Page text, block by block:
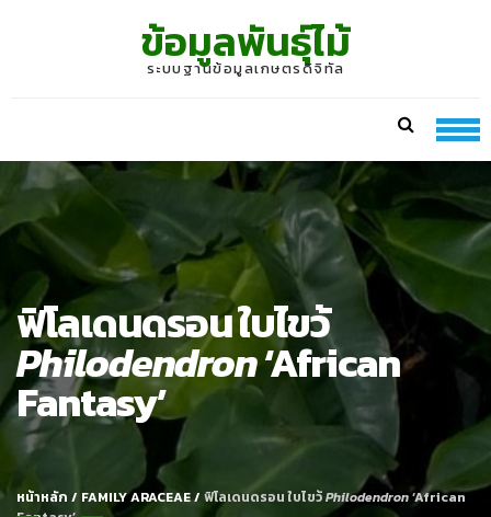
ข้อมูลพันธุ์ไม้
ระบบฐานข้อมูลเกษตรดิจิทัล
ฟิโลเดนดรอน ใบไขว้
Philodendron‘African
Fantasy’
หน้าหลัก / FAMILY ARACEAE/ ฟิโลเดนดรอน ใบไขว้Philodendron‘African